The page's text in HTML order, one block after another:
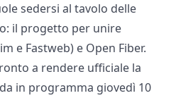
sedersi al tavolo delle
il progetto per unire
e Fastweb) e Open Fiber.
a rendere ufficiale la
in programma giovedì 10